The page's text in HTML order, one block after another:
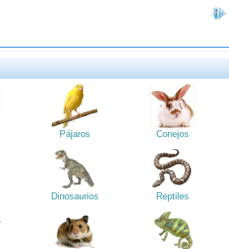
Pájaros Conejos
Dinosaurios Reptiles